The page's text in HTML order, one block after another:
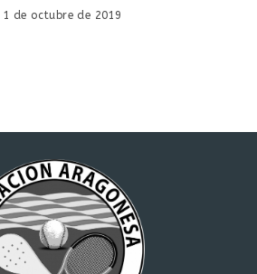
1 de octubre de 2019